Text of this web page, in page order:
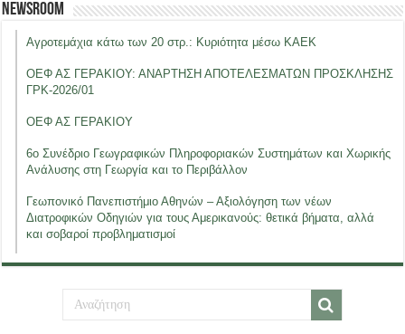
Newsroom
Αγροτεμάχια κάτω των 20 στρ.: Κυριότητα μέσω ΚΑΕΚ
ΟΕΦ ΑΣ ΓΕΡΑΚΙΟΥ: ΑΝΑΡΤΗΣΗ ΑΠΟΤΕΛΕΣΜΑΤΩΝ ΠΡΟΣΚΛΗΣΗΣ
ΓΡΚ-2026/01
ΟΕΦ ΑΣ ΓΕΡΑΚΙΟΥ
6ο Συνέδριο Γεωγραφικών Πληροφοριακών Συστημάτων και Χωρικής
Ανάλυσης στη Γεωργία και το Περιβάλλον
Γεωπονικό Πανεπιστήμιο Αθηνών – Αξιολόγηση των νέων
Διατροφικών Οδηγιών για τους Αμερικανούς: θετικά βήματα, αλλά
και σοβαροί προβληματισμοί